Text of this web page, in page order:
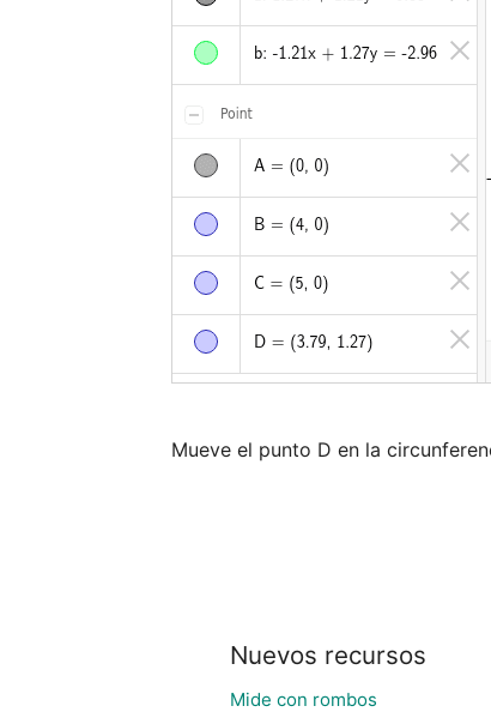
Mueve el punto D en la
Nuevos recursos
Mide con rombos